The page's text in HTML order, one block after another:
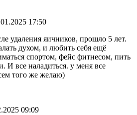
17:50
удаления яичников, прошло 5 лет.
духом, и любить себя ещё
спортом, фейс фитнесом, пить
И все наладиться. у меня все
того же желаю)
09:09